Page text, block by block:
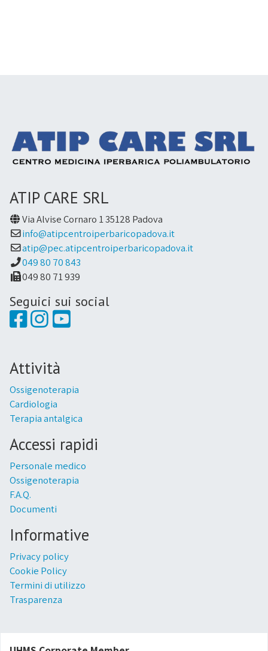
ATIP CARE SRL
Via Alvise Cornaro 1 35128 Padova
info@atipcentroiperbaricopadova.it
atip@pec.atipcentroiperbaricopadova.it
049 80 70 843
049 80 71 939
Seguici sui social
Attività
Ossigenoterapia
Cardiologia
Terapia antalgica
Accessi rapidi
Personale medico
Ossigenoterapia
F.A.Q.
Documenti
Informative
Privacy policy
Cookie Policy
Termini di utilizzo
Trasparenza